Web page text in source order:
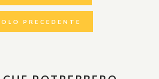
PRECEDENTE